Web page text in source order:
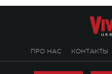
ПРО НАС КОНТАКТЫ